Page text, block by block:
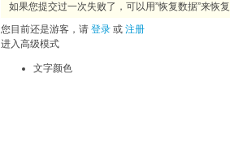
如果您提交过一次失败了，可以用”恢复数据”来恢
您目前还是游客，请 登录 或 注册
进入高级模式
文字颜色